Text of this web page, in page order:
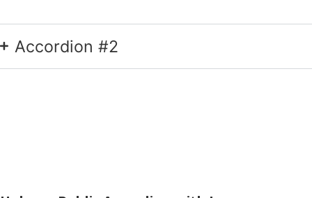
Accordion #2